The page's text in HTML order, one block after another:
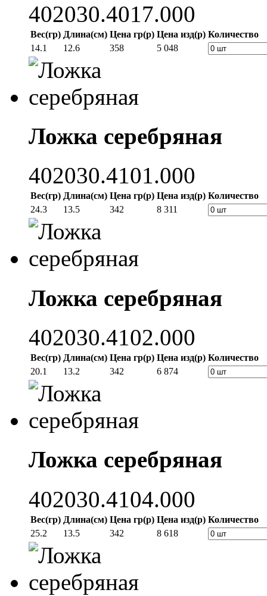
402030.4017.000
Вес(гр) Длина(см) Цена гр(р) Цена изд(р) Количество
14.1
12.6 358 5 048
Ложка серебряная
402030.4101.000
Вес(гр) Длина(см) Цена гр(р) Цена изд(р) Количество
24.3
13.5 342 8 311
Ложка серебряная
402030.4102.000
Вес(гр) Длина(см) Цена гр(р) Цена изд(р) Количество
20.1
13.2 342 6 874
Ложка серебряная
402030.4104.000
Вес(гр) Длина(см) Цена гр(р) Цена изд(р) Количество
25.2
13.5 342 8 618